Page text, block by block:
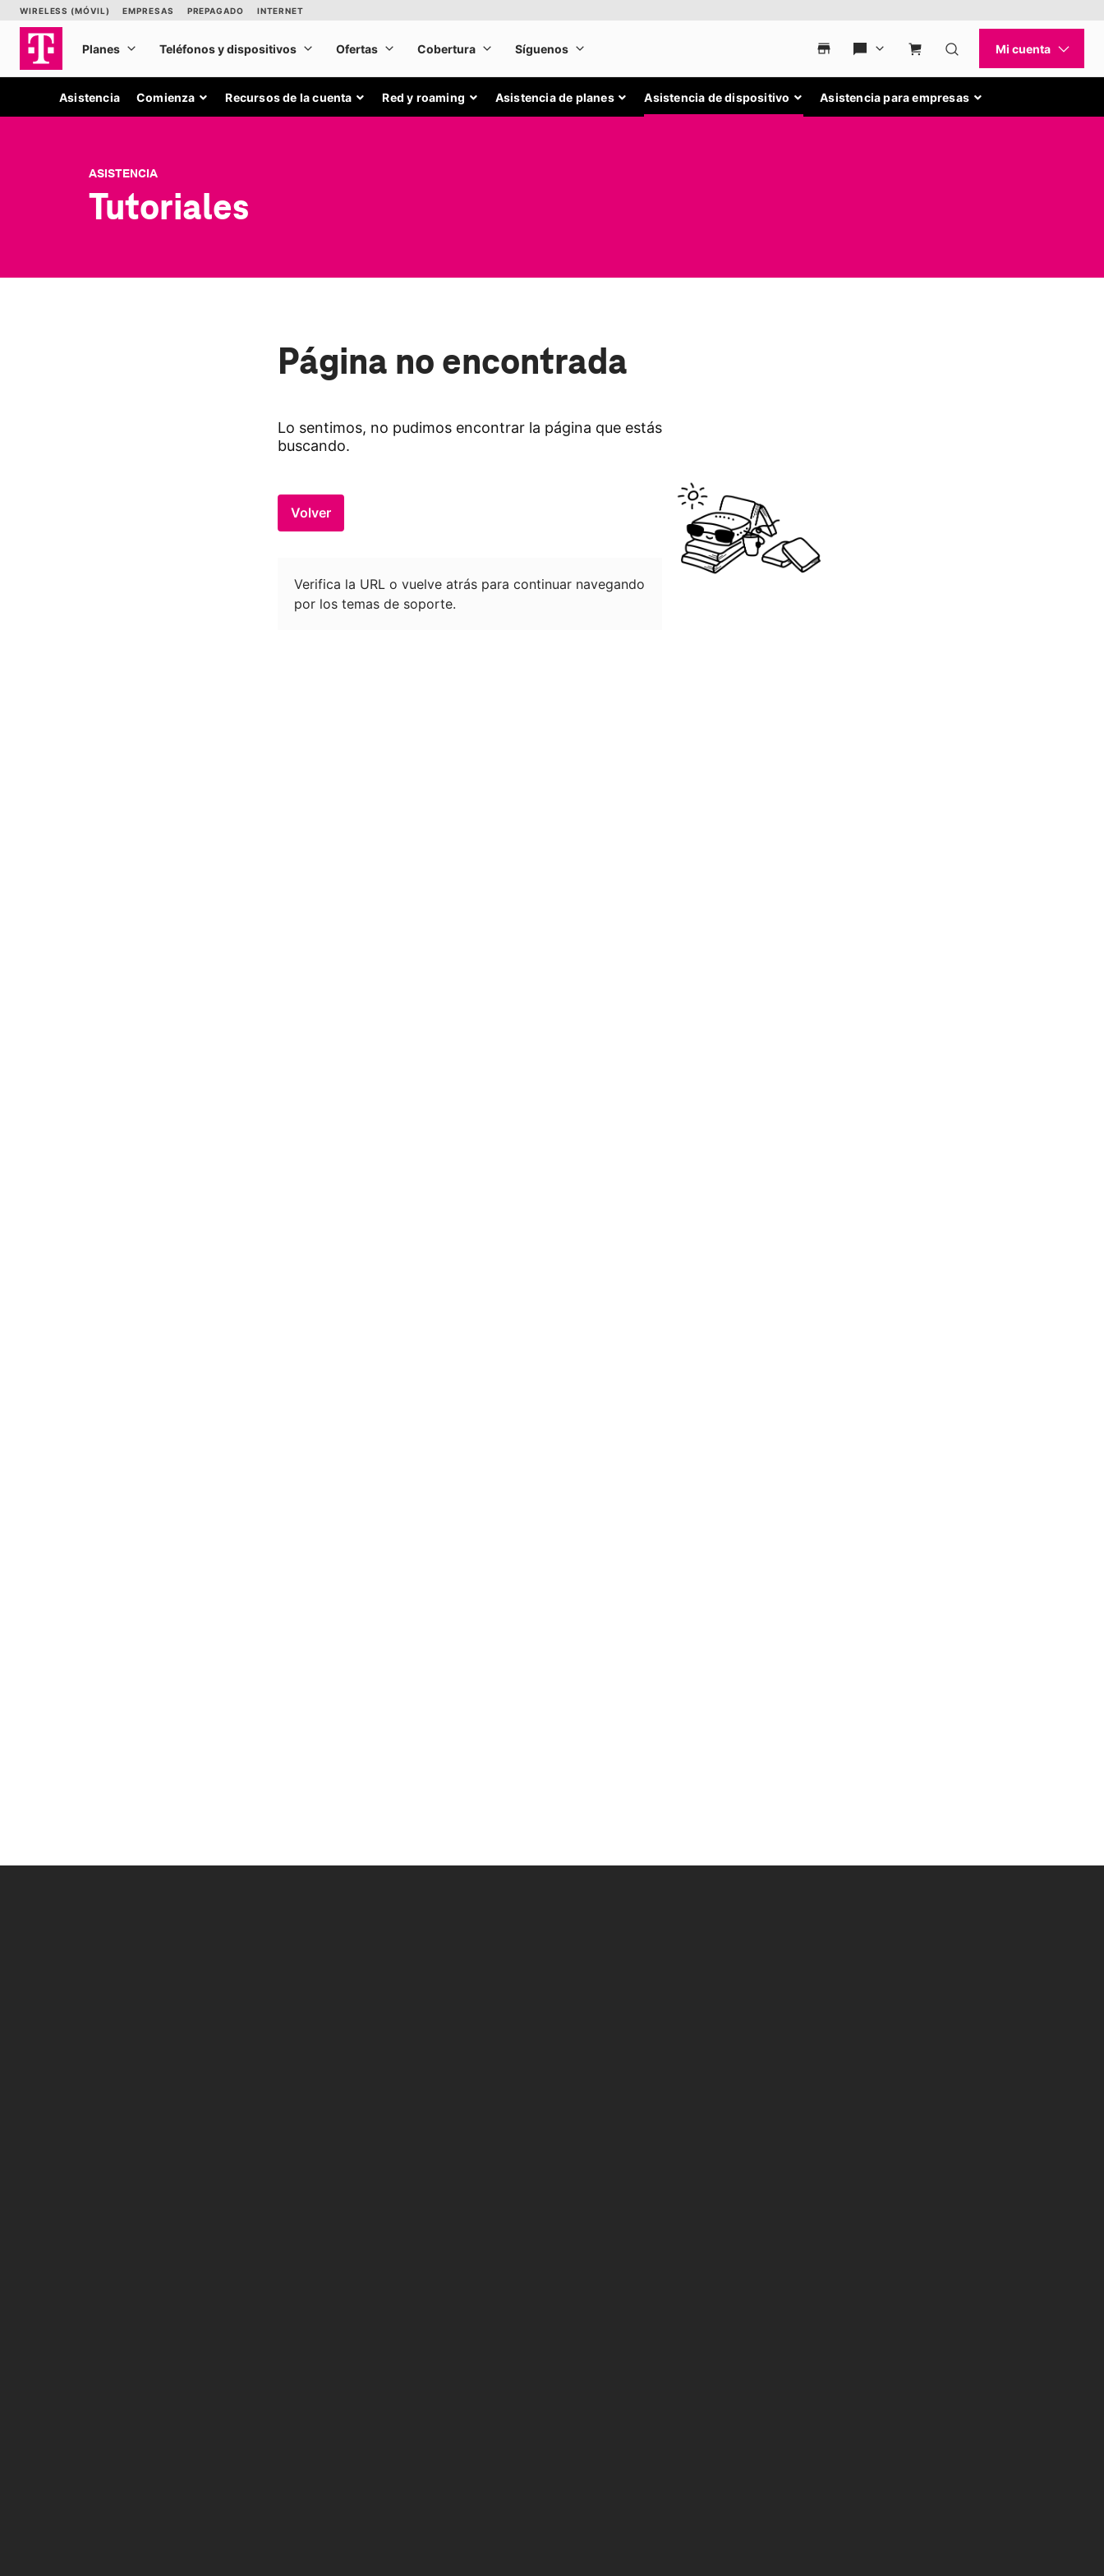
Asistencia Comienza Recursos de la cuenta Red y roaming Asistencia de planes Asistencia de dispositivo Asistencia para empresas
ASISTENCIA
Tutoriales